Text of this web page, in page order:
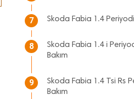
7 Skoda Fabia 1.4
8
Skoda Fabia 1.4 i
Bakım
9
Skoda Fabia 1.4 Tsi Rs
Bakım